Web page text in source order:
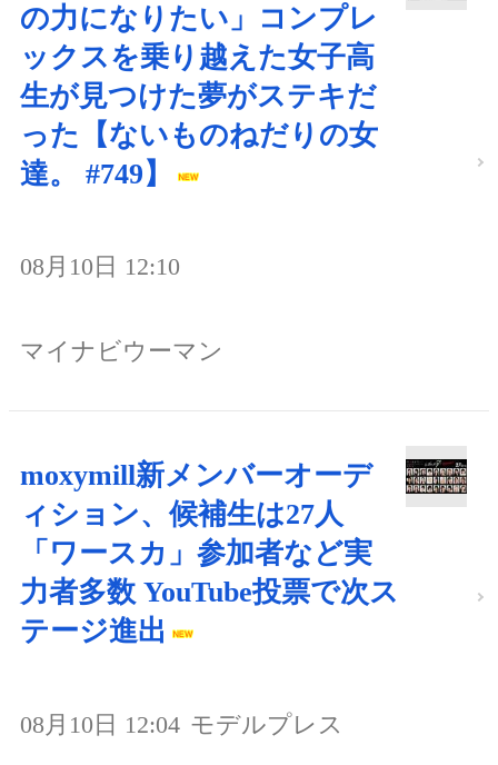
の力になりたい」コンプレ
ックスを乗り越えた女子高
生が見つけた夢がステキだ
った【ないものねだりの女
達。 #749】
08月10日 12:10
マイナビウーマン
moxymill新メンバーオーデ
ィション、候補生は27人
「ワースカ」参加者など実
力者多数 YouTube投票で次ス
テージ進出
08月10日 12:04 モデルプレス